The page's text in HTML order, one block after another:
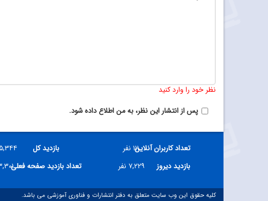
نظر خود را وارد کنید
پس از انتشار این نظر، به من اطلاع داده شود.
تعداد کاربران آنلاین
۱۱۱ نفر بازدید کل
بازدید دیروز
۷,۲۲۹ نفر تعداد بازدید صفحه فعلی
کلیه حقوق این وب سایت متعلق به دفتر انتشارات و فناوری آموزشی می باشد.